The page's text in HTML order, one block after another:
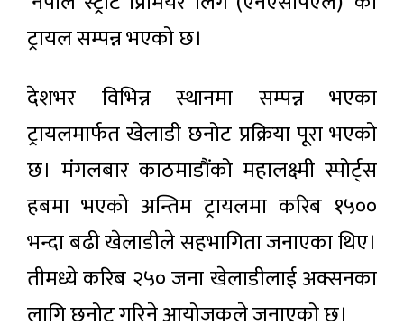
ट्रायल सम्पन्न भएको छ।
देशभर विभिन्न स्थानमा सम्पन्न भएका
ट्रायलमार्फत खेलाडी छनोट प्रक्रिया पूरा भएको
छ। मंगलबार काठमाडौंको महालक्ष्मी स्पोर्ट्स
हबमा भएको अन्तिम ट्रायलमा करिब १५००
भन्दा बढी खेलाडीले सहभागिता जनाएका थिए।
तीमध्ये करिब २५० जना खेलाडीलाई अक्सनका
लागि छनोट गरिने आयोजकले जनाएको छ।